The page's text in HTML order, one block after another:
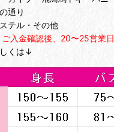
通り
テル・その他
ご入金確認後、20〜25営業
くは↓